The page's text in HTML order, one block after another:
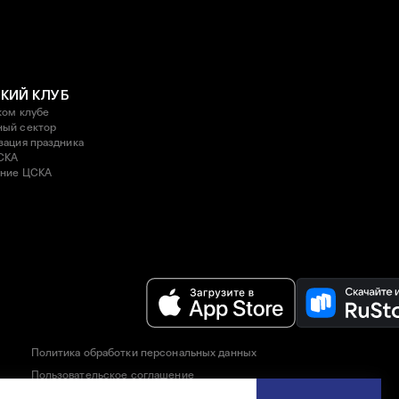
КЛУБ
клубе
сектор
праздника
ЦСКА
Политика обработки персональных данных
Пользовательское соглашение